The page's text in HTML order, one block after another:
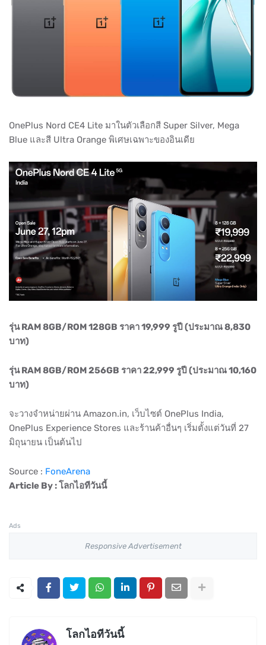
OnePlus Nord CE4 Lite มาในตัวเลือกสี Super Silver, Mega
Blue และสี Ultra Orange พิเศษเฉพาะของอินเดีย
รุ่น RAM 8GB/ROM 128GB ราคา 19,999 รูปี (ประมาณ 8,830
บาท)
รุ่น RAM 8GB/ROM 256GB ราคา 22,999 รูปี (ประมาณ 10,160
บาท)
จะวางจำหน่ายผ่าน Amazon.in, เว็บไซต์ OnePlus India,
OnePlus Experience Stores และร้านค้าอื่นๆ เริ่มตั้งแต่วันที่ 27
มิถุนายน เป็นต้นไป
Source : FoneArena
Article By : โลกไอทีวันนี้
Ads
Responsive Advertisement
โลกไอทีวันนี้